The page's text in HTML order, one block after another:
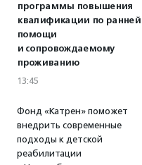
программы повышения
квалификации по ранней
помощи
и сопровождаемому
проживанию
13:45
Фонд «Катрен» поможет
внедрить современные
подходы к детской
реабилитации